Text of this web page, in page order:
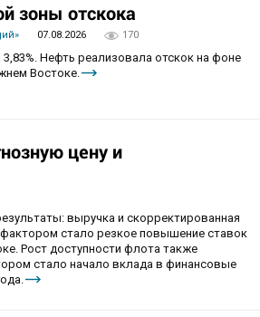
зоны отскока
07.08.2026 170
Нефть реализовала отскок на фоне
Востоке.
цену и
выручка и скорректированная
стало резкое повышение ставок
Рост доступности флота также
стало начало вклада в финансовые